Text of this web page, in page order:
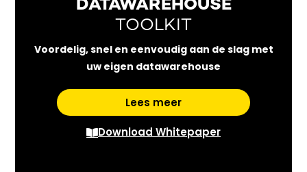
TOOLKIT
Voordelig, snel en eenvoudig aan de slag met
uw eigen datawarehouse
Lees meer
Download Whitepaper